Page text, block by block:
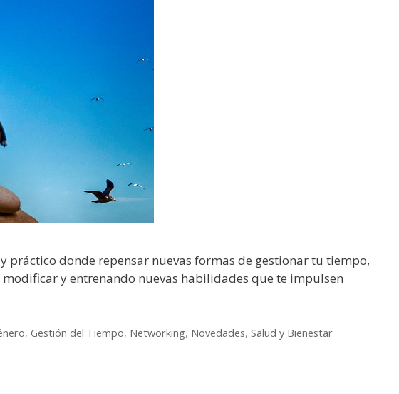
práctico donde repensar nuevas formas de gestionar tu tiempo,
y entrenando nuevas habilidades que te impulsen
, Gestión del Tiempo, Networking, Novedades, Salud y Bienestar